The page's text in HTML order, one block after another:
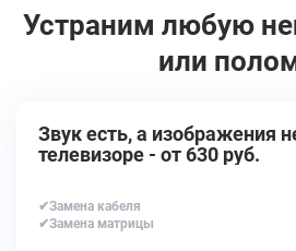
Устраним любую
или
Звук есть, а изображения
телевизоре - от 630 руб.
✔Замена кабеля
✔Замена матрицы